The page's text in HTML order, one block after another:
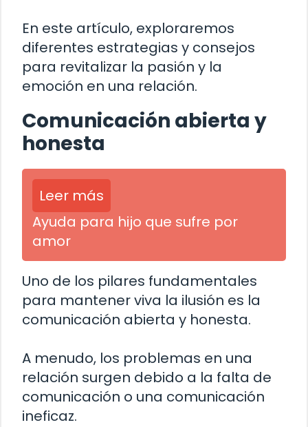
En este artículo, exploraremos
diferentes estrategias y consejos
para revitalizar la pasión y la
emoción en una relación.
Comunicación abierta y
honesta
Leer más
Ayuda para hijo que sufre por
amor
Uno de los pilares fundamentales
para mantener viva la ilusión es la
comunicación abierta y honesta.
A menudo, los problemas en una
relación surgen debido a la falta de
comunicación o una comunicación
ineficaz.